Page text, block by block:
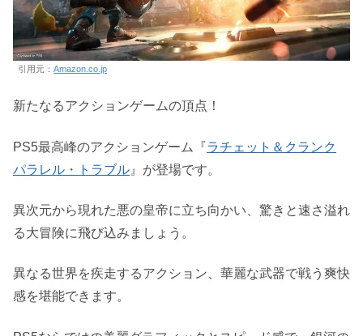
引用元： Amazon.co.jp
新たなるアクションゲームの頂点！
PS5最高峰のアクションゲーム『ラチェット＆クランク
パラレル・トラブル 』が登場です。
異次元から現れた悪の皇帝に立ち向かい、驚きと速さ溢れ
る大冒険に飛び込みましょう。
異なる世界を疾走するアクション、華麗な武器で戦う爽快
感を堪能できます。